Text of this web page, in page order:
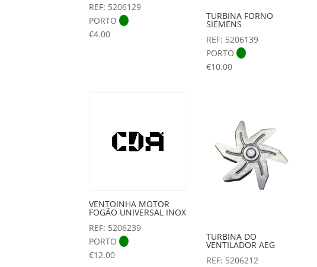
REF: 5206129
PORTO
€4.00
TURBINA FORNO
SIEMENS
REF: 5206139
PORTO
€10.00
VENTOINHA MOTOR
FOGÃO UNIVERSAL INOX
REF: 5206239
PORTO
€12.00
TURBINA DO
VENTILADOR AEG
REF: 5206212